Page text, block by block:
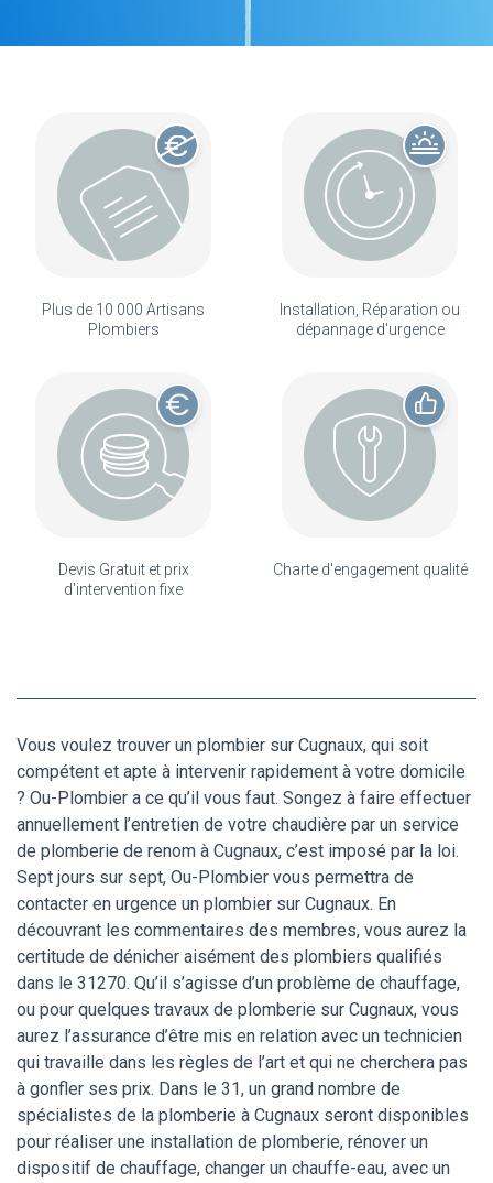
Plus de 10 000 Artisans
Plombiers
Installation, Réparation ou
dépannage d'urgence
Devis Gratuit et prix
d'intervention fixe
Charte d'engagement qualité
Vous voulez trouver un plombier sur Cugnaux, qui soit
compétent et apte à intervenir rapidement à votre domicile
? Ou-Plombier a ce qu’il vous faut. Songez à faire effectuer
annuellement l’entretien de votre chaudière par un service
de plomberie de renom à Cugnaux, c’est imposé par la loi.
Sept jours sur sept, Ou-Plombier vous permettra de
contacter en urgence un plombier sur Cugnaux. En
découvrant les commentaires des membres, vous aurez la
certitude de dénicher aisément des plombiers qualifiés
dans le 31270. Qu’il s’agisse d’un problème de chauffage,
ou pour quelques travaux de plomberie sur Cugnaux, vous
aurez l’assurance d’être mis en relation avec un technicien
qui travaille dans les règles de l’art et qui ne cherchera pas
à gonfler ses prix. Dans le 31, un grand nombre de
spécialistes de la plomberie à Cugnaux seront disponibles
pour réaliser une installation de plomberie, rénover un
dispositif de chauffage, changer un chauffe-eau, avec un